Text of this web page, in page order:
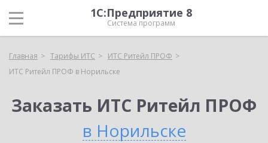
1С:Предприятие 8
Система программ
Главная Тарифы ИТС
ИТС Ритейл ПРОФ
ИТС Ритейл ПРОФ в Норильске
Заказать ИТС Ритейл ПРОФ
в Норильске